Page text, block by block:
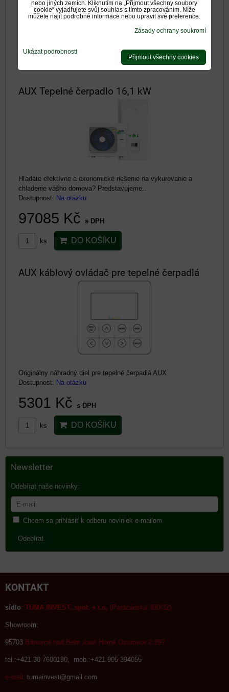
chladenie vášho domova? Predstavujeme...
Dostupnost:Na otázku
AUX Tepelné čerpadlo 16,1 kW
Hľadáte efektívne a ekonomické riešenie na vykurovanie a
chladenie vášho domova? Predstavujeme...
Dostupnost: Na otázku
97085 Kč s DPH
ks DO KOŠÍKU
AUX káblový ovládač pre tepelné čerpadlá
Originálny náhradný diel pre tepelné čerpadlá AUX
Dostupnost: Na otázku
5301 Kč s DPH
ks DO KOŠÍKU
Newsletter
Odebírat naše novinky:
Chcem sa prihlásiť k odberu noviniek e-mailom
Odebírat
KONTAKT
sídlo: TUMA INVEST, spol. s r.o. (Partizánska 300/32)
Showroom:
95703 Bánovce nad Bebr.,časť Horné Ozorovce č.297
tel.:+421 38 7600180, mob.:+421 905 394055
e-mail: tumainvest@gmail.com
nebo jiných zemích. Kliknutím na „Přijmout všechny soubory
cookie“ vyjadřujete svůj souhlas s tímto zpracováním. Níže
můžete najít podrobné informace nebo upravit své preference.
Zásady ochrany soukromí
Ukázat podrobnosti
Přijmout všechny cookies